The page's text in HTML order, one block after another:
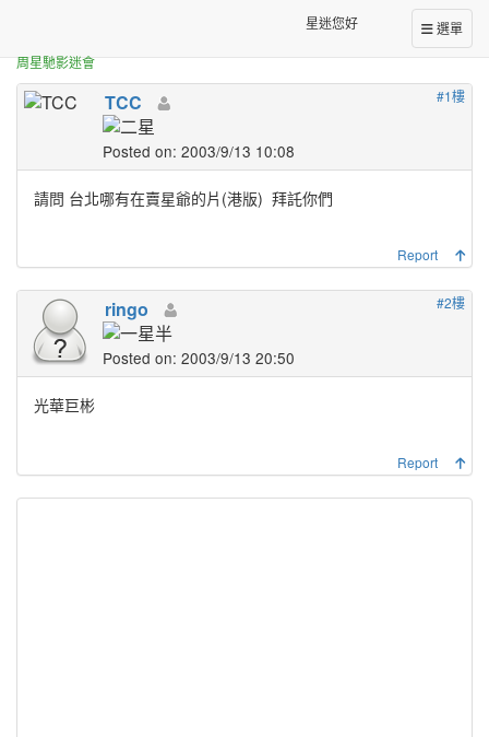
選單
星迷您好
周星馳影迷會
請問 台北哪有在賣星爺的片(港版)
#1樓
TCC
Posted on: 2003/9/13 10:08
請問 台北哪有在賣星爺的片(港版) 拜託你們
Report
#2樓
ringo
Posted on: 2003/9/13 20:50
光華巨彬
Report